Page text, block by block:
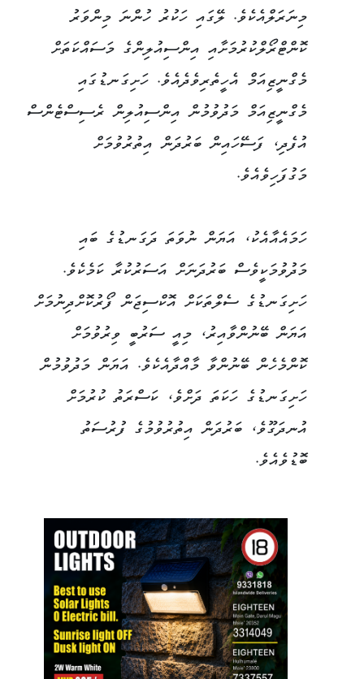
މިނަރަލްއެކެވެ. ލޭގައި ހަކުރު ހުންނަ މިންވަރު
ކޮންޓްރޯލްކުރުމަށާއި އިންސިއުލިންގެ މަސައްކަތަށް
މެގްނީޒިއަމް އެހީތެރިވެދެއެވެ. ހަށިގަނޑުގައި
މެގްނީޒިއަމް މަދުވުމުން އިންސިއުލިން ރެސިސްޓެންސް
އުފެދި، ފަސޭހައިން ބަރުދަން އިތުރުވުމަށް
މަގުފަހިވެއެވެ.
ހަމައެއާއެކު، އަޔަން ނުވަތަ ދަގަނޑުގެ ބައި
މަދުވުމަކީވެސް ބަރުދަނަށް އަސަރުކުރާ ކަމެކެވެ.
ހަށިގަނޑުގެ ސެލްތަކަށް އޮކްސިޖަން ފޯރުކޮށްދިނުމަށް
އަޔަން ބޭނުންވާއިރު، މިއީ ސަރުބީ ވިރުވުމަށް
ކޮންމެހެން ބޭނުންވާ މާއްދާއެކެވެ. އަޔަން މަދުވުމުން
ހަށިގަނޑުގެ ހަކަތަ ދަށްވެ، ކަސްރަތު ކުރުމަށް
އުނދަގޫވެ، ބަރުދަން އިތުރުވުމުގެ ފުރުސަތު
ބޮޑުވެއެވެ.